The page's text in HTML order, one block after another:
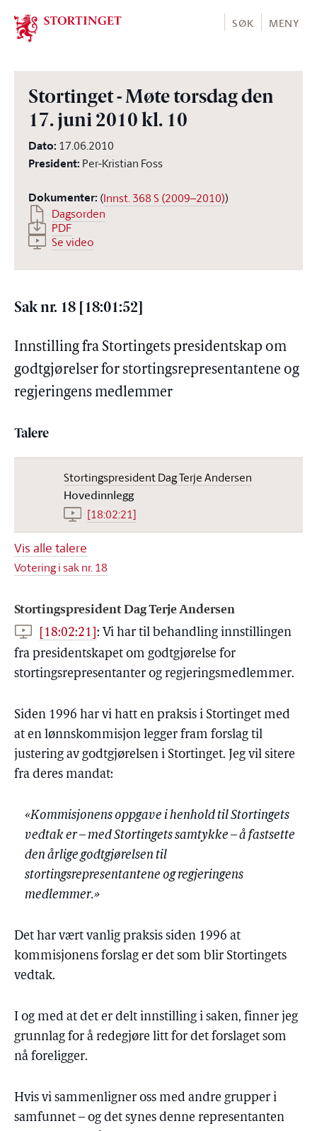
Stortinget.no
SØK MENY
Stortinget - Møte torsdag den
17. juni 2010 kl. 10
Dato: 17.06.2010
President: Per-Kristian Foss
Dokumenter: (Innst. 368 S (2009–2010))
Dagsorden
PDF
Se video
Sak nr. 18 [18:01:52]
Innstilling fra Stortingets presidentskap om
godtgjørelser for stortingsrepresentantene og
regjeringens medlemmer
Talere
Stortingspresident Dag Terje Andersen
[18:02:21]
Hovedinnlegg
Vis alle talere
Votering i sak nr. 18
Stortingspresident Dag Terje Andersen
[18:02:21] : Vi har til behandling innstillingen
fra presidentskapet om godtgjørelse for
stortingsrepresentanter og regjeringsmedlemmer.
Siden 1996 har vi hatt en praksis i Stortinget med
at en lønnskommisjon legger fram forslag til
justering av godtgjørelsen i Stortinget. Jeg vil sitere
fra deres mandat:
«Kommisjonens oppgave i henhold til Stortingets
vedtak er – med Stortingets samtykke – å fastsette
den årlige godtgjørelsen til
stortingsrepresentantene og regjeringens
medlemmer.»
Det har vært vanlig praksis siden 1996 at
kommisjonens forslag er det som blir Stortingets
vedtak.
I og med at det er delt innstilling i saken, finner jeg
grunnlag for å redegjøre litt for det forslaget som
nå foreligger.
Hvis vi sammenligner oss med andre grupper i
samfunnet – og det synes denne representanten